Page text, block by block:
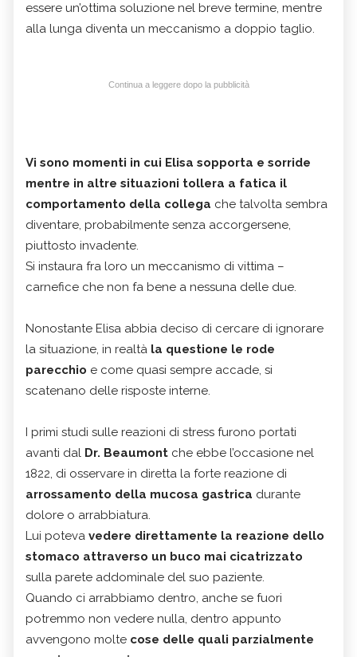
essere un’ottima soluzione nel breve termine, mentre
alla lunga diventa un meccanismo a doppio taglio.
Continua a leggere dopo la pubblicità
Vi sono momenti in cui Elisa sopporta e sorride
mentre in altre situazioni tollera a fatica il
comportamento della collega che talvolta sembra
diventare, probabilmente senza accorgersene,
piuttosto invadente.
Si instaura fra loro un meccanismo di vittima –
carnefice che non fa bene a nessuna delle due.
Nonostante Elisa abbia deciso di cercare di ignorare
la situazione, in realtà la questione le rode
parecchio e come quasi sempre accade, si
scatenano delle risposte interne.
I primi studi sulle reazioni di stress furono portati
avanti dal Dr. Beaumont che ebbe l’occasione nel
1822, di osservare in diretta la forte reazione di
arrossamento della mucosa gastrica durante
dolore o arrabbiatura.
Lui poteva vedere direttamente la reazione dello
stomaco attraverso un buco mai cicatrizzato
sulla parete addominale del suo paziente.
Quando ci arrabbiamo dentro, anche se fuori
potremmo non vedere nulla, dentro appunto
avvengono molte cose delle quali parzialmente